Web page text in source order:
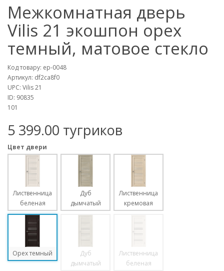
Межкомнатная дверь
Vilis 21 экошпон орех
темный, матовое стекло
Код товару: ep-0048
Артикул: df2ca8f0
UPC: Vilis 21
ID: 90835
101
5 399.00 тугриков
Цвет двери
Лиственница
беленая
Дуб
дымчатый
Лиственница
кремовая
Орех темный
Дуб
дымчатый
Лиственница
беленая